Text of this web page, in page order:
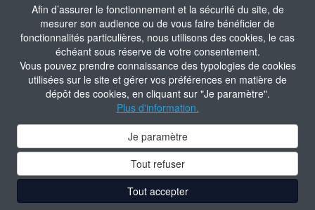
Afin d’assurer le fonctionnement et la sécurité du site, de
mesurer son audience ou de vous faire bénéficier de
fonctionnalités particulières, nous utilisons des cookies, le cas
échéant sous réserve de votre consentement.
Vous pouvez prendre connaissance des typologies de cookies
utilisées sur le site et gérer vos préférences en matière de
dépôt des cookies, en cliquant sur "Je paramètre".
Plus d'information.
Je paramètre
Tout refuser
Tout accepter